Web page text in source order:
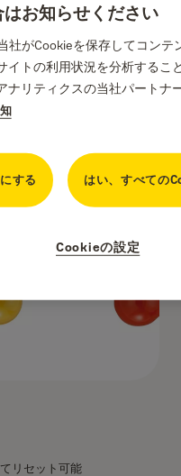
リセット可能
お知らせください
社がCookieを保存してコン
イトの利用状況を分析するこ
ナリティクスの当社パートナ
する はい、すべての
Cookieの設定